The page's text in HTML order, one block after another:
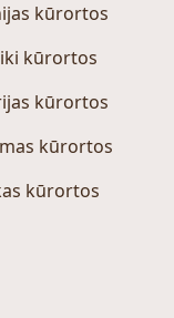
kūrortos
kūrortos
kūrortos
kūrortos
kūrortos